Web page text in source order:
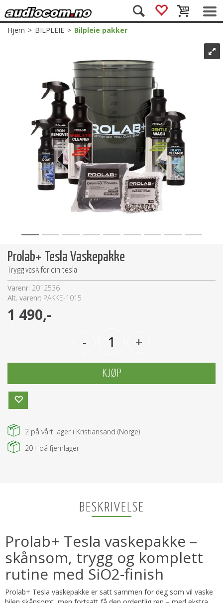
Hjem>BILPLEIE>Bilpleie pakker
Prolab+ Tesla Vaskepakke
Trygg vask for din tesla
Varenr: 2012536
Alt. varenr: PAKKE-1015
1 490,-
- +
KJØP
2 på vårt lager i Kristiansand (Norge)
20+ på fjernlager
BESKRIVELSE
Prolab+ Tesla vaskepakke –
skånsom, trygg og komplett
rutine med SiO2-finish
Prolab+ Tesla vaskepakke er satt sammen for deg som vil vaske